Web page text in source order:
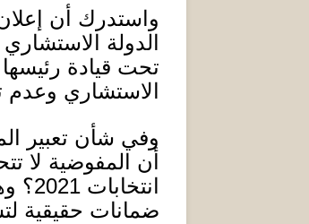
واستدرك أن
الدولة
تحت قيادة
الاستشاري
وفي شأن تعبير
أن المفوضية لا
انتخابات 2021؟
ضمانات حقيقية